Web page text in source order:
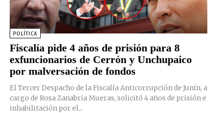
POLÍTICA
Fiscalía pide 4 años de prisión para 8
exfuncionarios de Cerrón y Unchupaico
por malversación de fondos
El Tercer Despacho de la Fiscalía Anticorrupción de Junín, a
cargo de Rosa Zanabria Mueras, solicitó 4 años de prisión e
inhabilitación por el...